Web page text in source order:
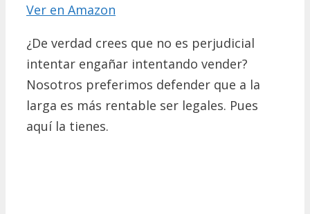
Ver en Amazon
¿De verdad crees que no es perjudicial
intentar engañar intentando vender?
Nosotros preferimos defender que a la
larga es más rentable ser legales. Pues
aquí la tienes.